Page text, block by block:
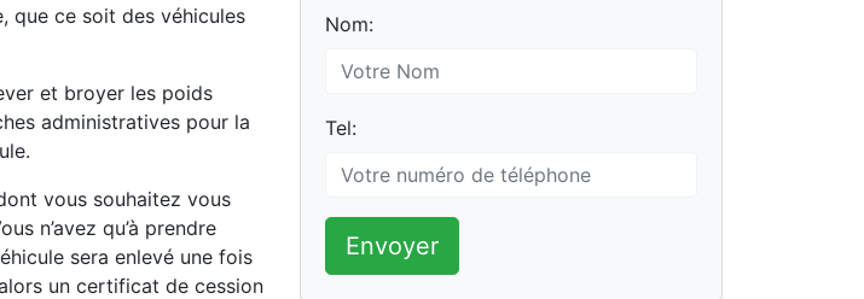
que ce soit des véhicules
et broyer les poids
administratives pour la
vous souhaitez vous
n’avez qu’à prendre
sera enlevé une fois
un certificat de cession
Nom:
Tel:
Envoyer